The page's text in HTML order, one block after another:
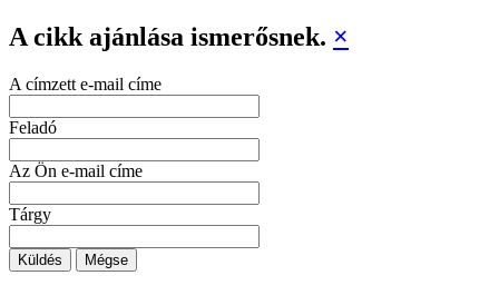
A cikk ajánlása ismerősnek. ×
A címzett e-mail címe
Feladó
Az Ön e-mail címe
Tárgy
Küldés Mégse